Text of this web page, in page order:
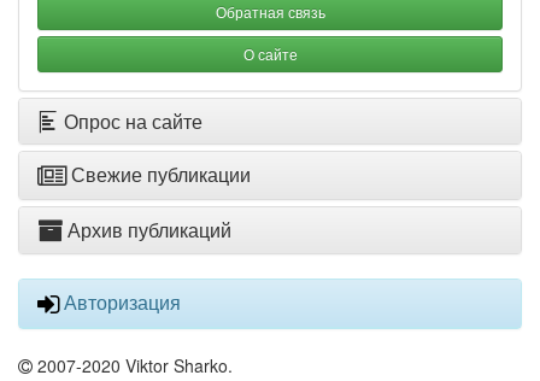
Обратная связь
О сайте
Опрос на сайте
Свежие публикации
Архив публикаций
Авторизация
2007-2020 Viktor Sharko.